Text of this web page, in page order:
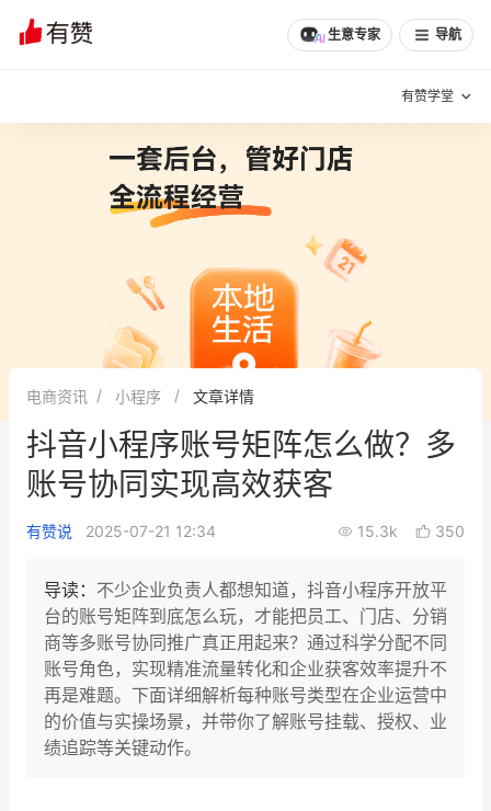
生意专家 导航
有赞学堂
增长方法
有赞专家说
新零售最佳实践
面对面聊增长
新零售大会 新零售茶会
增长产品指南
智库 产品场景库
产品更新动态 帮助中心
电商资讯 小程序 文章详情
抖音小程序账号矩阵怎么做？多
账号协同实现高效获客
有赞说 2025-07-21 12:34 15.3k 350
导读： 不少企业负责人都想知道，抖音小程序开放平
台的账号矩阵到底怎么玩，才能把员工、门店、分销
商等多账号协同推广真正用起来？通过科学分配不同
账号角色，实现精准流量转化和企业获客效率提升不
再是难题。下面详细解析每种账号类型在企业运营中
的价值与实操场景，并带你了解账号挂载、授权、业
绩追踪等关键动作。